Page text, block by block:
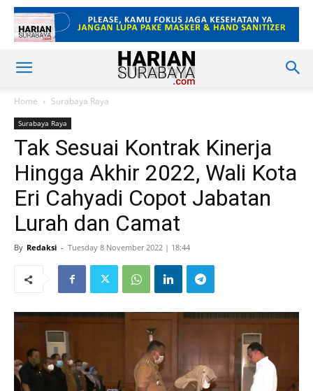
Home Surabaya Raya
Surabaya Raya
Tak Sesuai Kontrak Kinerja
Hingga Akhir 2022, Wali Kota
Eri Cahyadi Copot Jabatan
Lurah dan Camat
By Redaksi - Tuesday 8 November 2022 | 18:44